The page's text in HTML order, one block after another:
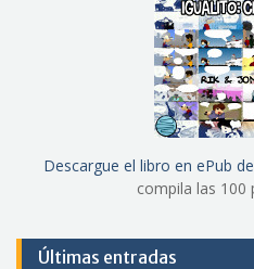
Descargue el libro en ePub
compila las 100
Últimas entradas